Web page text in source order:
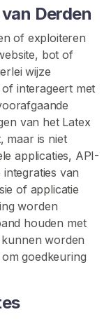
Derden
of exploiteren
bot of
wijze
interageert met
van het Latex
maar is niet
applicaties, API-
van
of applicatie
worden
houden met
worden
goedkeuring